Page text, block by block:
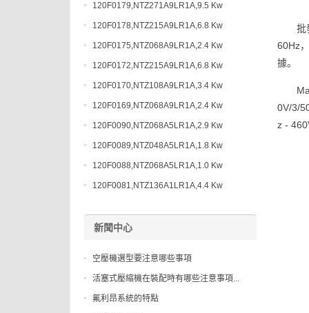
批
60Hz
據。
0V/3/
z -
120F0179,NTZ271A9LR1A,9.5 Kw
120F0178,NTZ215A9LR1A,6.8 Kw
120F0175,NTZ068A9LR1A,2.4 Kw
120F0172,NTZ215A9LR1A,6.8 Kw
120F0170,NTZ108A9LR1A,3.4 Kw
120F0169,NTZ068A9LR1A,2.4 Kw
120F0090,NTZ068A5LR1A,2.9 Kw
120F0089,NTZ048A5LR1A,1.8 Kw
120F0088,NTZ068A5LR1A,1.0 Kw
120F0081,NTZ136A1LR1A,4.4 Kw
新聞中心
空壓機選型要注意哪些事項
活塞式壓縮機在裝配時有哪些注意事項...
氟利昂系統的特點